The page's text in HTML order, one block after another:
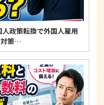
人政策転換で外国人雇用
対策…